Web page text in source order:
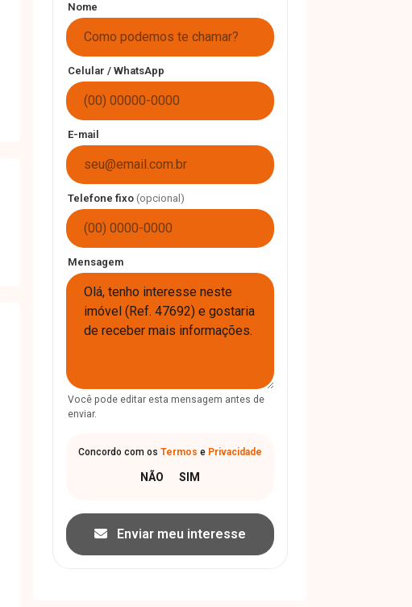
Nome
Celular / WhatsApp
E-mail
Telefone fixo (opcional)
Mensagem
Você pode editar esta mensagem antes de
enviar.
Concordo com os Termos e Privacidade
Enviar meu interesse